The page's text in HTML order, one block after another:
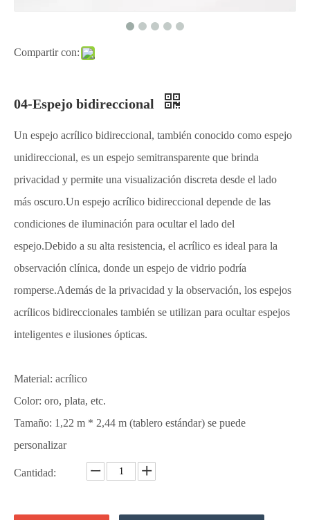
Compartir con:
04-Espejo bidireccional
Un espejo acrílico bidireccional, también conocido como espejo
unidireccional, es un espejo semitransparente que brinda
privacidad y permite una visualización discreta desde el lado
más oscuro.Un espejo acrílico bidireccional depende de las
condiciones de iluminación para ocultar el lado del
espejo.Debido a su alta resistencia, el acrílico es ideal para la
observación clínica, donde un espejo de vidrio podría
romperse.Además de la privacidad y la observación, los espejos
acrílicos bidireccionales también se utilizan para ocultar espejos
inteligentes e ilusiones ópticas.
Material: acrílico
Color: oro, plata, etc.
Tamaño: 1,22 m * 2,44 m (tablero estándar) se puede
personalizar
Cantidad: